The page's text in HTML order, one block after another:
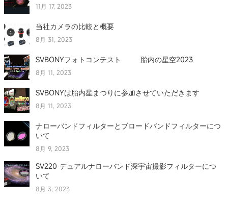
11月 17, 2023
当社カメラの比較と概要
8月 31, 2023
SVBONYフォトコンテスト 胎内の星空2023
8月 11, 2023
SVBONYは胎内星まつりに参加させていただきます
8月 11, 2023
ナローバンドフィルターとブロードバンドフィルターにつ
いて
8月 9, 2023
SV220 デュアルナローバンド深宇宙撮影フィルターにつ
いて
8月 3, 2023